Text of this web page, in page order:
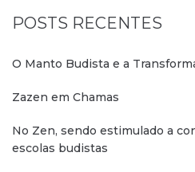
POSTS RECENTES
O Manto Budista e a
Zazen em Chamas
No Zen, sendo estimulado a
escolas budistas